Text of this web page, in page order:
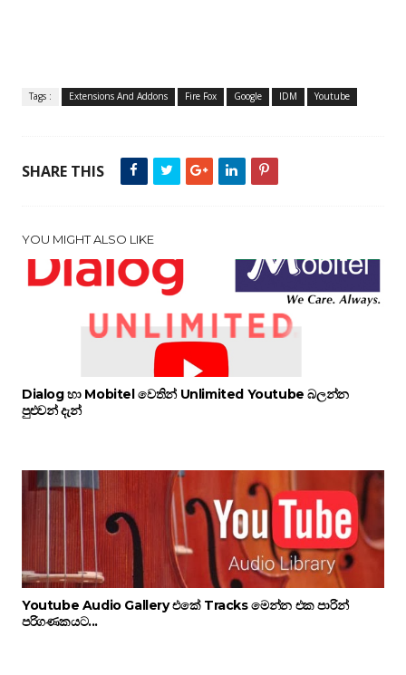
Tags : Extensions And Addons Fire Fox Google IDM Youtube
SHARE THIS
YOU MIGHT ALSO LIKE
Dialog හා Mobitel වෙතින් Unlimited Youtube බලන්න
පුළුවන් දැන්
Youtube Audio Gallery එකේ Tracks මෙන්න එක පාරින්
පරිගණකයට...